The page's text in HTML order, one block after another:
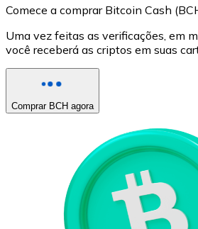
Comece a comprar Bitcoin Cash
Uma vez feitas as verificações, em
você receberá as criptos em suas
Comprar BCH agora